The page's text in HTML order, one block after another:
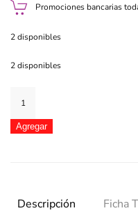
Promociones bancarias
2 disponibles
2 disponibles
apilable
48
piezas
Agregar
Descripción Ficha